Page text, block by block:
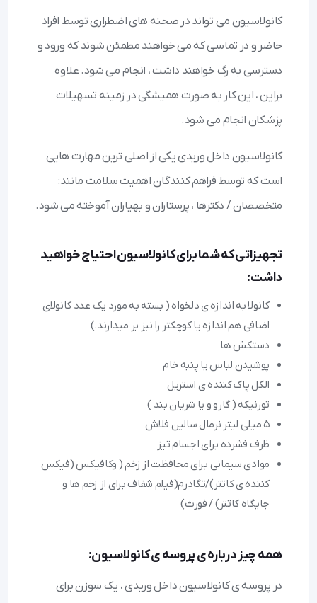
کانولاسیون می تواند در صحنه های اضطراری توسط افراد
حاضر و در تماسی که می خواهند مطمئن شوند که ورود و
دسترسی به رگ خواهند داشت ، انجام می شود. علاوه
براین ، این کار به صورت همیشگی در زمینه تسهیلات
پزشکان انجام می شود.
کانولاسیون داخل وریدی یکی از اصلی ترین مهارت هایی
است که توسط فراهم کنندگان اهمیت سلامت مانند:
متخصصان / دکترها ، پرستاران و بهیاران آموخته می شود.
تجهیزاتی که شما برای کانولاسیون احتیاج خواهید
داشت:
کانولا به اندازه ی دلخواه ( بسته به مورد یک عدد کانولای
اضافی هم اندازه یا کوچکتر را نیز بر میدارند.)
دستکش ها
پوشیدن لباس یا پنبه خام
الکل پاک کننده ی استریل
تورنیکه ( گارو و یا شریان بند )
۵ میلی لیتر نرمال سالین فلاش
ظرف فشرده برای اجسام تیز
موادی سیمانی برای محافظت از زخم ( وکافیکس (فیکس
کننده ی کاتتر)/تگادرم(فیلم شفاف برای از زخم ها و
جایگاه کاتتر) / فورث)
همه چیز درباره ی پروسه ی کانولاسیون:
در پروسه ی کانولاسیون داخل وریدی ، یک سوزن برای